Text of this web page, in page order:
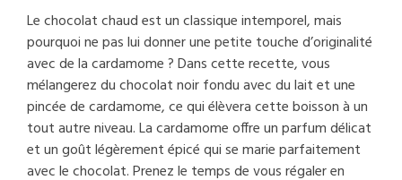
Le chocolat chaud est un classique intemporel, mais
pourquoi ne pas lui donner une petite touche d’originalité
avec de la cardamome ? Dans cette recette, vous
mélangerez du chocolat noir fondu avec du lait et une
pincée de cardamome, ce qui élèvera cette boisson à un
tout autre niveau. La cardamome offre un parfum délicat
et un goût légèrement épicé qui se marie parfaitement
avec le chocolat. Prenez le temps de vous régaler en